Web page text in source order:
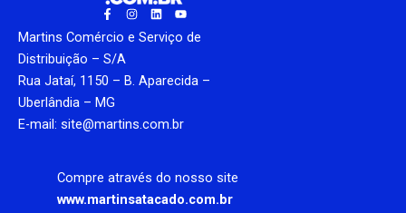
F
a
c
e
b
o
o
-
I
n
s
t
r
L
i
n
k
i
Y
o
u
t
e
Martins Comércio e Serviço de
Distribuição – S/A
Rua Jataí, 1150 – B. Aparecida –
Uberlândia – MG
E-mail: site@martins.com.br
Compre através do nosso site
www.martinsatacado.com.br